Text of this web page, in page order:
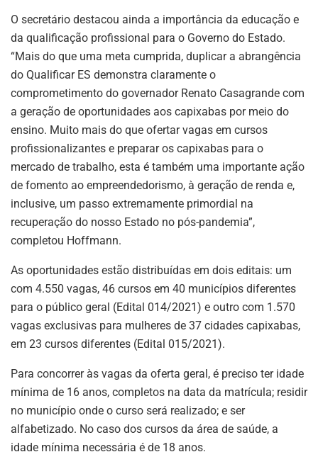
O secretário destacou ainda a importância da educação e
da qualificação profissional para o Governo do Estado.
“Mais do que uma meta cumprida, duplicar a abrangência
do Qualificar ES demonstra claramente o
comprometimento do governador Renato Casagrande com
a geração de oportunidades aos capixabas por meio do
ensino. Muito mais do que ofertar vagas em cursos
profissionalizantes e preparar os capixabas para o
mercado de trabalho, esta é também uma importante ação
de fomento ao empreendedorismo, à geração de renda e,
inclusive, um passo extremamente primordial na
recuperação do nosso Estado no pós-pandemia”,
completou Hoffmann.
As oportunidades estão distribuídas em dois editais: um
com 4.550 vagas, 46 cursos em 40 municípios diferentes
para o público geral (Edital 014/2021) e outro com 1.570
vagas exclusivas para mulheres de 37 cidades capixabas,
em 23 cursos diferentes (Edital 015/2021).
Para concorrer às vagas da oferta geral, é preciso ter idade
mínima de 16 anos, completos na data da matrícula; residir
no município onde o curso será realizado; e ser
alfabetizado. No caso dos cursos da área de saúde, a
idade mínima necessária é de 18 anos.